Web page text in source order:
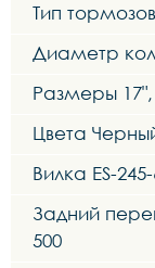
Тип
Диаметр
Размеры 17",
Цвета
Вилка ES-
Задний
500